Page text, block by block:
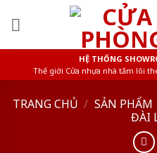
HỆ THỐNG
Thế giới Cửa nhựa nhà tắm lõi
TRANG CHỦ / SẢN PHẨM
ĐÀI